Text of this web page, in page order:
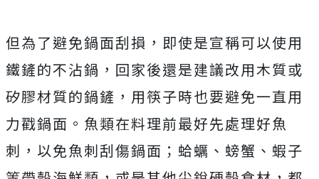
但為了避免鍋面刮損，即使是宣稱可以使用
鐵鏟的不沾鍋，回家後還是建議改用木質或
矽膠材質的鍋鏟，用筷子時也要避免一直用
力戳鍋面。魚類在料理前最好先處理好魚
刺，以免魚刺刮傷鍋面；蛤蠣、螃蟹、蝦子